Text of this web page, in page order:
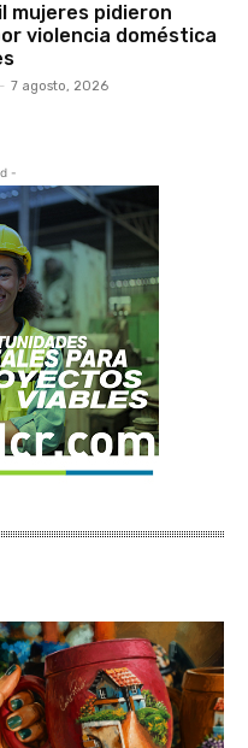
mujeres pidieron
violencia doméstica
- 7 agosto, 2026
-